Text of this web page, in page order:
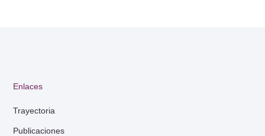
Enlaces
Trayectoria
Publicaciones